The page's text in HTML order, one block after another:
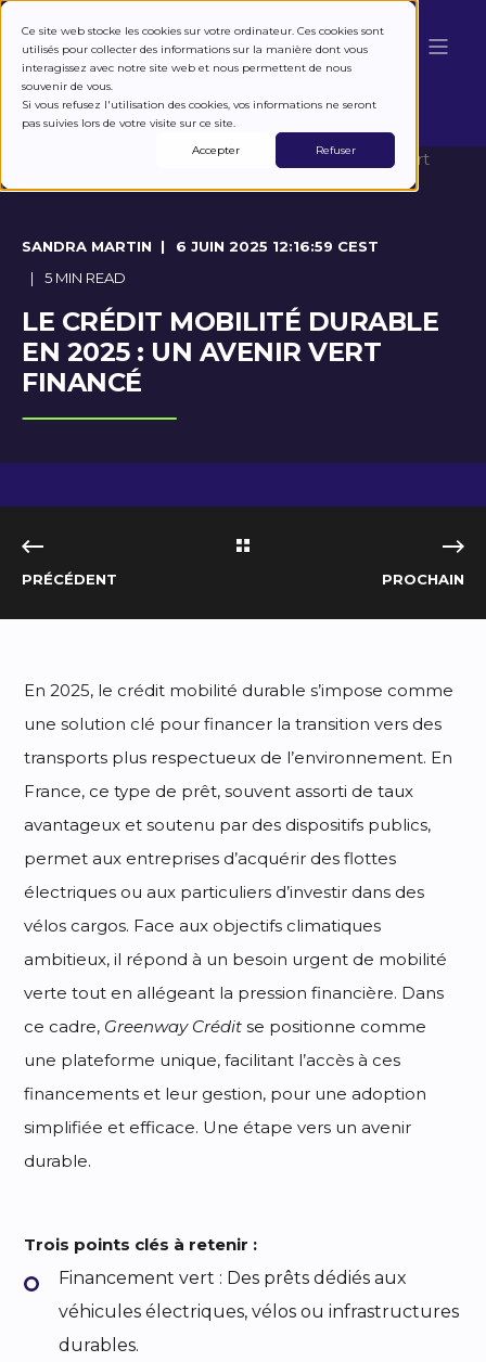
Ce site web stocke les cookies sur votre ordinateur. Ces cookies sont
utilisés pour collecter des informations sur la manière dont vous
interagissez avec notre site web et nous permettent de nous
souvenir de vous.
Si vous refusez l'utilisation des cookies, vos informations ne seront
pas suivies lors de votre visite sur ce site.
Accepter
Refuser
SANDRA MARTIN
6 JUIN 2025 12:16:59 CEST
5 MIN READ
LE CRÉDIT MOBILITÉ DURABLE
EN 2025 : UN AVENIR VERT
FINANCÉ
PRÉCÉDENT PROCHAIN
En 2025, le crédit mobilité durable s’impose comme
une solution clé pour financer la transition vers des
transports plus respectueux de l’environnement. En
France, ce type de prêt, souvent assorti de taux
avantageux et soutenu par des dispositifs publics,
permet aux entreprises d’acquérir des flottes
électriques ou aux particuliers d’investir dans des
vélos cargos. Face aux objectifs climatiques
ambitieux, il répond à un besoin urgent de mobilité
verte tout en allégeant la pression financière. Dans
ce cadre, Greenway Crédit se positionne comme
une plateforme unique, facilitant l’accès à ces
financements et leur gestion, pour une adoption
simplifiée et efficace. Une étape vers un avenir
durable.
Trois points clés à retenir :
Financement vert : Des prêts dédiés aux
véhicules électriques, vélos ou infrastructures
durables.